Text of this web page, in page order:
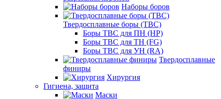
Наборы боров
Твердосплавные боры (ТВС)
Боры ТВС для ПН (HP)
Боры ТВС для ТН (FG)
Боры ТВС для УН (RA)
Твердосплавные
финиры
Хирургия
Гигиена, защита
Маски